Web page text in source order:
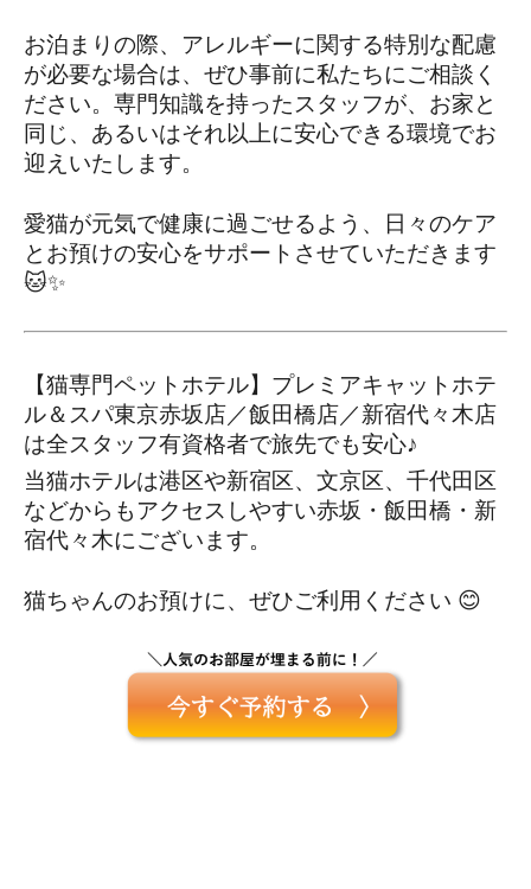
お泊まりの際、アレルギーに関する特別な配慮
が必要な場合は、ぜひ事前に私たちにご相談く
ださい。専門知識を持ったスタッフが、お家と
同じ、あるいはそれ以上に安心できる環境でお
迎えいたします。
愛猫が元気で健康に過ごせるよう、日々のケア
とお預けの安心をサポートさせていただきます
🐱✨
【猫専門ペットホテル】プレミアキャットホテ
ル＆スパ東京赤坂店／飯田橋店／新宿代々木店
は全スタッフ有資格者で旅先でも安心♪
当猫ホテルは港区や新宿区、文京区、千代田区
などからもアクセスしやすい赤坂・飯田橋・新
宿代々木にございます。
猫ちゃんのお預けに、ぜひご利用ください 😊